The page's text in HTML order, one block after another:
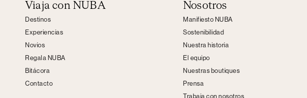
Viaja con NUBA
Destinos
Experiencias
Novios
Regala NUBA
Bitácora
Contacto
Nosotros
Manifiesto NUBA
Sostenibilidad
Nuestra historia
El equipo
Nuestras boutiques
Prensa
Trabaja con nosotros